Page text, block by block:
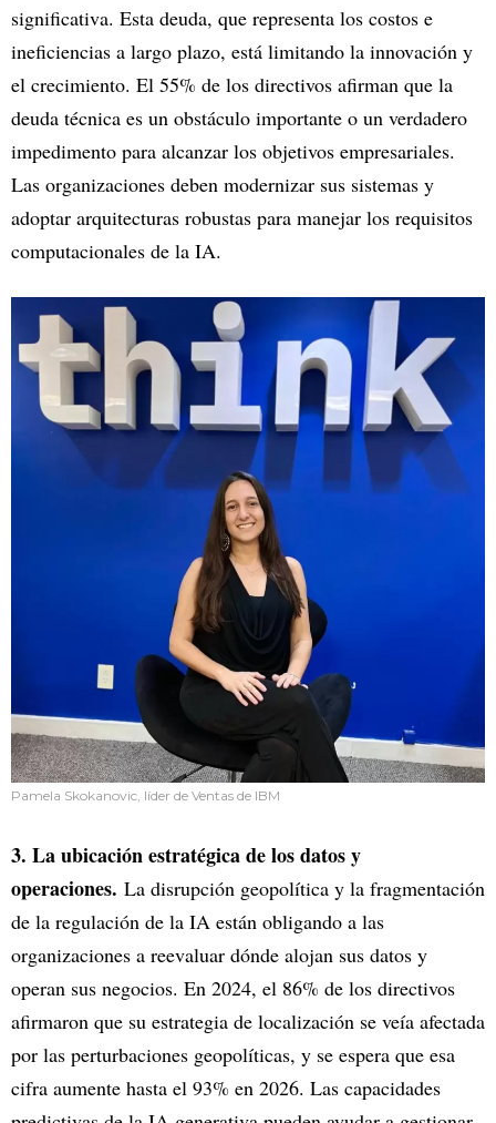
significativa. Esta deuda, que representa los costos e
ineficiencias a largo plazo, está limitando la innovación y
el crecimiento. El 55% de los directivos afirman que la
deuda técnica es un obstáculo importante o un verdadero
impedimento para alcanzar los objetivos empresariales.
Las organizaciones deben modernizar sus sistemas y
adoptar arquitecturas robustas para manejar los requisitos
computacionales de la IA.
Pamela Skokanovic, líder de Ventas de IBM
3. La ubicación estratégica de los datos y
operaciones. La disrupción geopolítica y la fragmentación
de la regulación de la IA están obligando a las
organizaciones a reevaluar dónde alojan sus datos y
operan sus negocios. En 2024, el 86% de los directivos
afirmaron que su estrategia de localización se veía afectada
por las perturbaciones geopolíticas, y se espera que esa
cifra aumente hasta el 93% en 2026. Las capacidades